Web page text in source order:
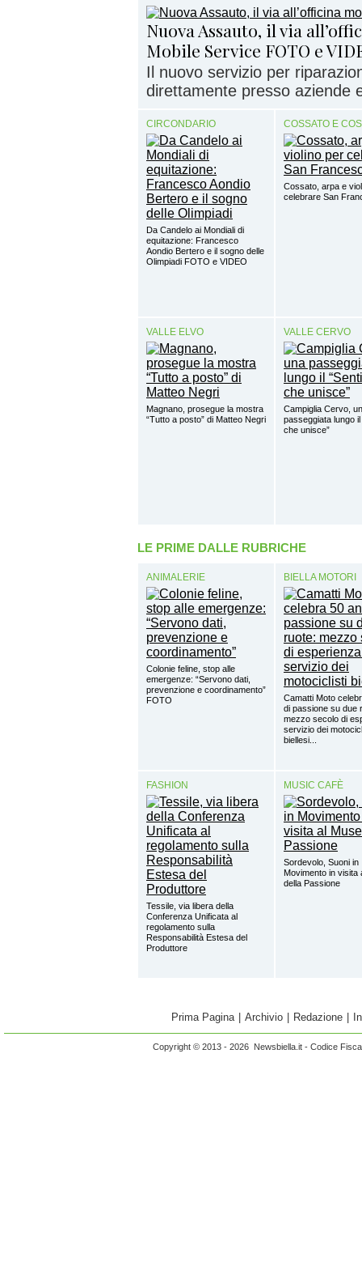
Nuova Assauto, il via
Mobile Service FOTO e
Il nuovo servizio per
direttamente presso aziende
CIRCONDARIO
Da Candelo ai Mondiali di
equitazione: Francesco
Aondio Bertero e il sogno delle
Olimpiadi FOTO e VIDEO
COSSATO E
Cossato, arpa e
celebrare San
VALLE ELVO
Magnano, prosegue la mostra
“Tutto a posto” di Matteo Negri
VALLE CERVO
Campiglia Cervo,
passeggiata lungo il
che unisce”
LE PRIME DALLE RUBRICHE
ANIMALERIE
Colonie feline, stop alle
emergenze: “Servono dati,
prevenzione e coordinamento”
FOTO
BIELLA MOTORI
Camatti Moto
di passione su due
mezzo secolo di
servizio dei
biellesi...
FASHION
Tessile, via libera della
Conferenza Unificata al
regolamento sulla
Responsabilità Estesa del
Produttore
MUSIC CAFÈ
Sordevolo, Suoni in
Movimento in visita
della Passione
Prima Pagina Archivio Redazione
Copyright © 2013 - 2026 Newsbiella.it - Codice